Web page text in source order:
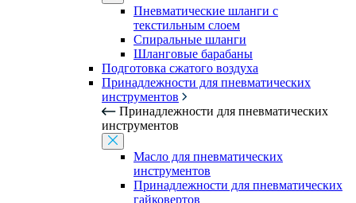
Пневматические шланги с
текстильным слоем
Спиральные шланги
Шланговые барабаны
Подготовка сжатого воздуха
Принадлежности для пневматических
инструментов
Принадлежности для пневматических
инструментов
Масло для пневматических
инструментов
Принадлежности для пневматических
гайковертов